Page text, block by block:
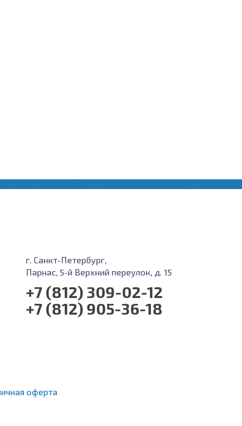
г. Санкт-Петербург,
Парнас, 5-й Верхний переулок, д. 15
+7 (812) 309-02-12
+7 (812) 905-36-18
оферта